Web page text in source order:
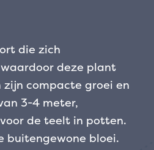
die zich
deze plant
zijn compacte groei en
3-4 meter,
de teelt in potten.
buitengewone bloei.